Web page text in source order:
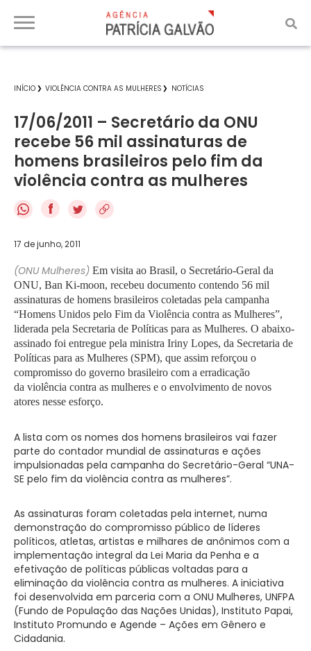
INÍCIO VIOLÊNCIA CONTRA AS MULHERES NOTÍCIAS
17/06/2011 – Secretário da ONU
recebe 56 mil assinaturas de
homens brasileiros pelo fim da
violência contra as mulheres
f
17 de junho, 2011
(ONU Mulheres) Em visita ao Brasil, o Secretário-Geral da
ONU, Ban Ki-moon, recebeu documento contendo 56 mil
assinaturas de homens brasileiros coletadas pela campanha
“Homens Unidos pelo Fim da Violência contra as Mulheres”,
liderada pela Secretaria de Políticas para as Mulheres. O abaixo-
assinado foi entregue pela ministra Iriny Lopes, da Secretaria de
Políticas para as Mulheres (SPM), que assim reforçou o
compromisso do governo brasileiro com a erradicação
da violência contra as mulheres e o envolvimento de novos
atores nesse esforço.
A lista com os nomes dos homens brasileiros vai fazer
parte do contador mundial de assinaturas e ações
impulsionadas pela campanha do Secretário-Geral “UNA-
SE pelo fim da violência contra as mulheres”.
As assinaturas foram coletadas pela internet, numa
demonstração do compromisso público de líderes
políticos, atletas, artistas e milhares de anônimos com a
implementação integral da Lei Maria da Penha e a
efetivação de políticas públicas voltadas para a
eliminação da violência contra as mulheres. A iniciativa
foi desenvolvida em parceria com a ONU Mulheres, UNFPA
(Fundo de População das Nações Unidas), Instituto Papai,
Instituto Promundo e Agende – Ações em Gênero e
Cidadania.